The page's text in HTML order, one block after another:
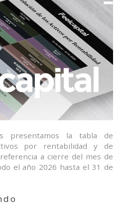
presentamos la tabla de
por rentabilidad y de
a cierre del mes de
el año 2026 hasta el 31 de